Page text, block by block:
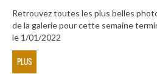
Retrouvez toutes les plus belles
de la galerie pour cette semaine
le 1/01/2022
PLUS